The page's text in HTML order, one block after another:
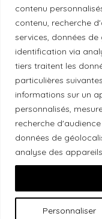
contenu
contenu, recherche
services, données
identification via
tiers traitent les
particulières
informations sur un
personnalisés,
recherche
données de
analyse des appareils.
Personnaliser
Local Market,
Chats Gourmets
installations,
Orléans), se
cédé du peuple
reconnaissons et
autochtones qui
actuels de ces